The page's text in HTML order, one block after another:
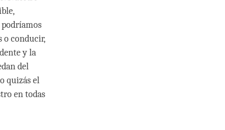
o conducir,
y la
del
quizás el
en todas